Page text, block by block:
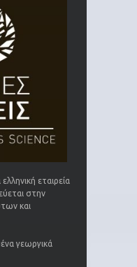
ελληνική εταιρεία
στην
και
γεωργικά